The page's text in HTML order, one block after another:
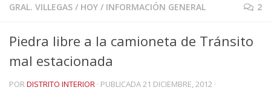
GRAL. VILLEGAS / HOY / INFORMACIÓN GENERAL 2
Piedra libre a la camioneta de Tránsito
mal estacionada
PORDISTRITO INTERIOR · PUBLICADA21 DICIEMBRE, 2012 ·